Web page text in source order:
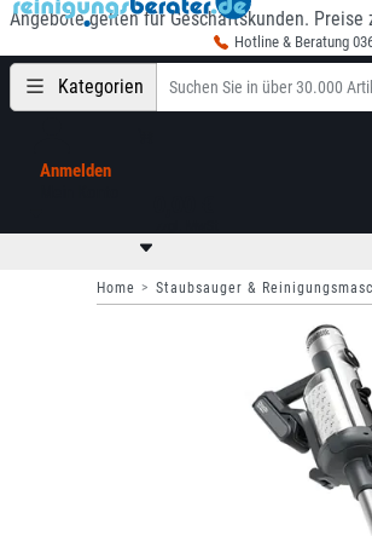
Angebote gelten für Geschäftskunden. Preise
Hotline & Beratung
Kategorien
Anmelden
Home Staubsauger &